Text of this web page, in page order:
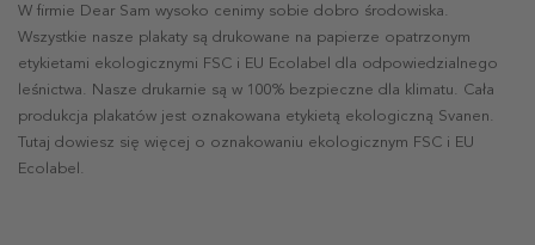
W firmie Dear Sam wysoko cenimy sobie dobro środowiska.
Wszystkie nasze plakaty są drukowane na papierze opatrzonym
etykietami ekologicznymi FSC i EU Ecolabel dla odpowiedzialnego
leśnictwa. Nasze drukarnie są w 100% bezpieczne dla klimatu. Cała
produkcja plakatów jest oznakowana etykietą ekologiczną Svanen.
Tutaj dowiesz się więcej o oznakowaniu ekologicznym FSC i EU
Ecolabel.